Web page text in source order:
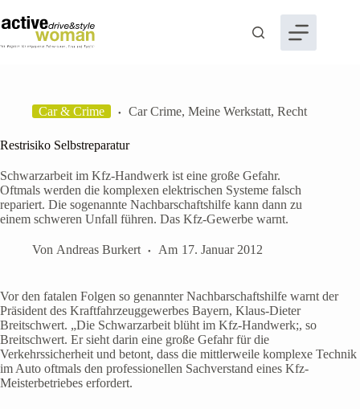
Inhalt
springen
Car & Crime Car Crime, Meine Werkstatt, Recht
Restrisiko Selbstreparatur
Schwarzarbeit im Kfz-Handwerk ist eine große Gefahr.
Oftmals werden die komplexen elektrischen Systeme falsch
repariert. Die sogenannte Nachbarschaftshilfe kann dann zu
einem schweren Unfall führen. Das Kfz-Gewerbe warnt.
Von Andreas Burkert Am 17. Januar 2012
Vor den fatalen Folgen so genannter Nachbarschaftshilfe warnt der
Präsident des Kraftfahrzeuggewerbes Bayern, Klaus-Dieter
Breitschwert. „Die Schwarzarbeit blüht im Kfz-Handwerk;, so
Breitschwert. Er sieht darin eine große Gefahr für die
Verkehrssicherheit und betont, dass die mittlerweile komplexe Technik
im Auto oftmals den professionellen Sachverstand eines Kfz-
Meisterbetriebes erfordert.